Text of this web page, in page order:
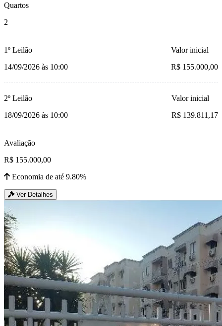
Quartos
2
1º Leilão
14/09/2026 às 10:00
Valor inicial
R$ 155.000,00
2º Leilão
18/09/2026 às 10:00
Valor inicial
R$ 139.811,17
Avaliação
R$ 155.000,00
Economia de até 9.80%
Ver Detalhes